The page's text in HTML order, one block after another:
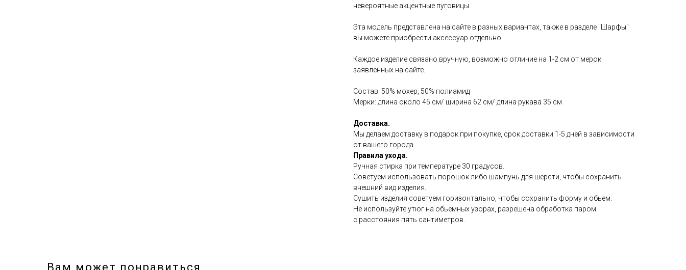
невероятные акцентные пуговицы.
Эта модель представлена на сайте в разных вариантах, также в разделе "Шарфы"
вы можете приобрести аксессуар отдельно.
Каждое изделие связано вручную, возможно отличие на 1-2 см от мерок
заявленных на сайте.
Состав: 50% мохер, 50% полиамид
Мерки: длина около 45 см/ ширина 62 см/ длина рукава 35 см
Доставка.
Мы делаем доставку в подарок при покупке, срок доставки 1-5 дней в зависимости
от вашего города.
Правила ухода.
Ручная стирка при температуре 30 градусов.
Советуем использовать порошок либо шампунь для шерсти, чтобы сохранить
внешний вид изделия.
Сушить изделия советуем горизонтально, чтобы сохранить форму и обьем.
Не используйте утюг на обьемных узорах, разрешена обработка паром
с расстояния пять сантиметров.
Вам может понравиться